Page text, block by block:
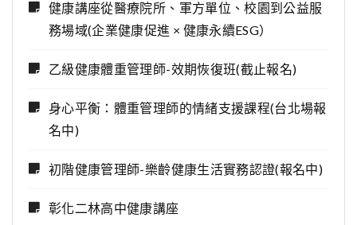
健康講座從醫療院所、軍方單位、校園到公益服
務場域(企業健康促進 × 健康永續ESG）
乙級健康體重管理師-效期恢復班(截止報名)
身心平衡：體重管理師的情緒支援課程(台北場報
名中)
初階健康管理師-樂齡健康生活實務認證(報名中)
彰化二林高中健康講座